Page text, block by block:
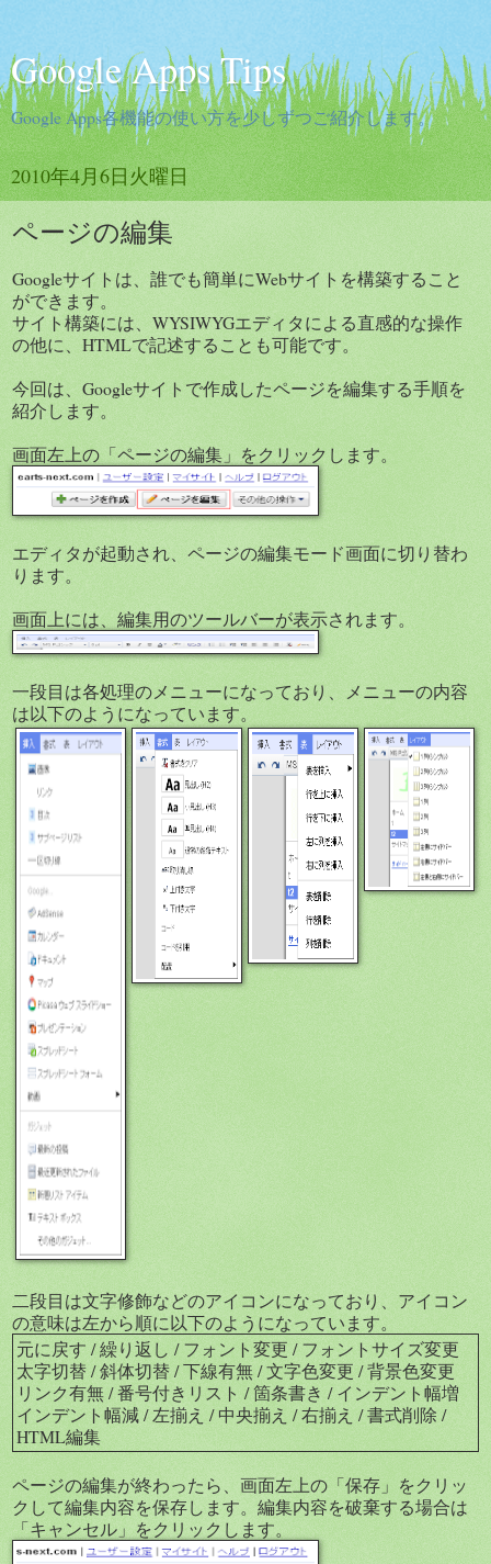
Google Apps Tips
Google Apps各機能の使い方を少しずつご紹介します。
2010年4月6日火曜日
ページの編集
Googleサイトは、誰でも簡単にWebサイトを構築すること
ができます。
サイト構築には、WYSIWYGエディタによる直感的な操作
の他に、HTMLで記述することも可能です。
今回は、Googleサイトで作成したページを編集する手順を
紹介します。
画面左上の「ページの編集」をクリックします。
エディタが起動され、ページの編集モード画面に切り替わ
ります。
画面上には、編集用のツールバーが表示されます。
一段目は各処理のメニューになっており、メニューの内容
は以下のようになっています。
二段目は文字修飾などのアイコンになっており、アイコン
の意味は左から順に以下のようになっています。
元に戻す / 繰り返し / フォント変更 / フォントサイズ変更
太字切替 / 斜体切替 / 下線有無 / 文字色変更 / 背景色変更
リンク有無 / 番号付きリスト / 箇条書き / インデント幅増
インデント幅減 / 左揃え / 中央揃え / 右揃え / 書式削除 /
HTML編集
ページの編集が終わったら、画面左上の「保存」をクリッ
クして編集内容を保存します。編集内容を破棄する場合は
「キャンセル」をクリックします。